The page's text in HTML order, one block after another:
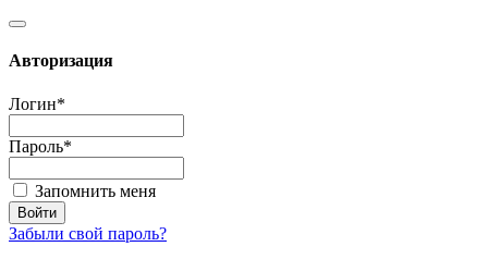
Авторизация
Логин*
Пароль*
Запомнить меня
Забыли свой пароль?